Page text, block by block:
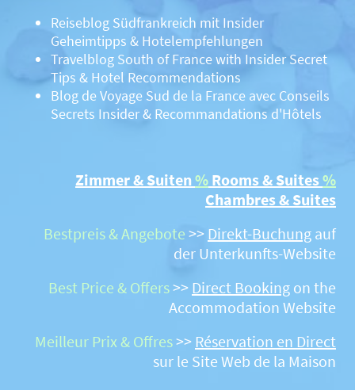
Reiseblog Südfrankreich mit Insider
Geheimtipps & Hotelempfehlungen
Travelblog South of France with Insider Secret
Tips & Hotel Recommendations
Blog de Voyage Sud de la France avec Conseils
Secrets Insider & Recommandations d'Hôtels
Zimmer & Suiten% Rooms & Suites%
Chambres & Suites
Bestpreis & Angebote >> Direkt-Buchung auf
der Unterkunfts-Website
Best Price & Offers>> Direct Booking on the
Accommodation Website
Meilleur Prix & Offres>> Réservation en Direct
sur le Site Web de la Maison